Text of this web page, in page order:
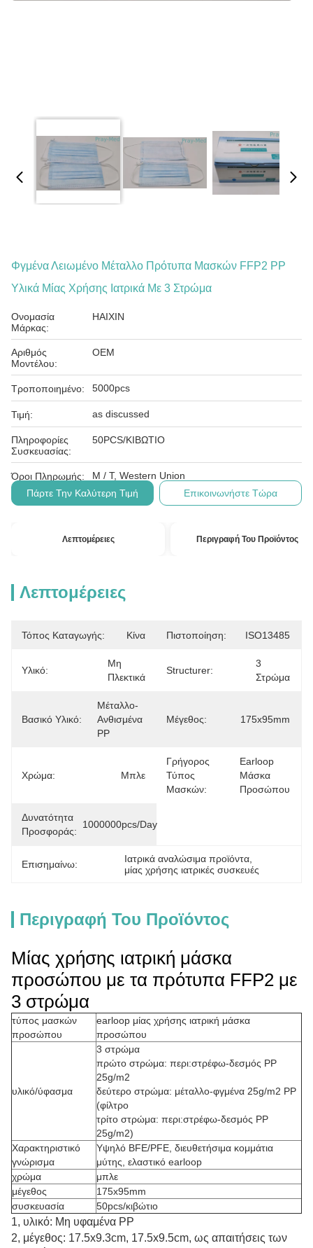
Φγμένα Λειωμένο Μέταλλο Πρότυπα Μασκών FFP2 PP
Υλικά Μίας Χρήσης Ιατρικά Με 3 Στρώμα
Ονομασία
Μάρκας:
HAIXIN
Αριθμός
Μοντέλου:
OEM
Τροποποιημένο: 5000pcs
Τιμή: as discussed
Πληροφορίες
Συσκευασίας:
50PCS/ΚΙΒΩΤΙΟ
Όροι Πληρωμής:
Μ / Τ, Western Union
Πάρτε Την Καλύτερη Τιμή
Επικοινωνήστε Τώρα
Λεπτομέρειες Περιγραφή Του Προϊόντος
Λεπτομέρειες
Τόπος Καταγωγής: Κίνα Πιστοποίηση: ISO13485
Υλικό:
Μη
Πλεκτικά
Structurer:
3
Στρώμα
Βασικό Υλικό:
Μέταλλο-
Ανθισμένα
PP
Μέγεθος: 175x95mm
Χρώμα: Μπλε
Γρήγορος
Τύπος
Μασκών:
Earloop
Μάσκα
Προσώπου
Δυνατότητα
Προσφοράς:
1000000pcs/day
Επισημαίνω: Ιατρικά αναλώσιμα προϊόντα
μίας χρήσης ιατρικές συσκευές
Περιγραφή Του Προϊόντος
Μίας χρήσης ιατρική μάσκα
προσώπου με τα πρότυπα FFP2 με
3 στρώμα
τύπος μασκών
προσώπου
earloop μίας χρήσης ιατρική μάσκα
προσώπου
υλικό/ύφασμα
3 στρώμα
πρώτο στρώμα: περι:στρέφω-δεσμός PP
25g/m2
δεύτερο στρώμα: μέταλλο-φγμένα 25g/m2 PP
(φίλτρο
τρίτο στρώμα: περι:στρέφω-δεσμός PP
25g/m2)
Χαρακτηριστικό
γνώρισμα
Υψηλό BFE/PFE, διευθετήσιμα κομμάτια
μύτης, ελαστικό earloop
χρώμα
μπλε
μέγεθος
175x95mm
συσκευασία
50pcs/κιβώτιο
1, υλικό: Μη υφαμένα PP
2, μέγεθος: 17.5x9.3cm, 17.5x9.5cm, ως απαιτήσεις των